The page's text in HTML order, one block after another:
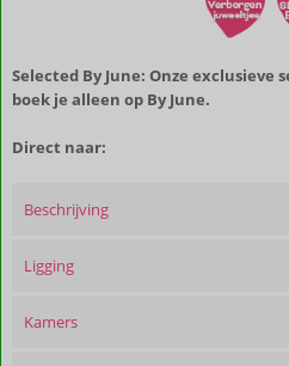
Selected By June: Onze
boek je alleen op By June.
Direct naar:
Beschrijving
Ligging
Kamers